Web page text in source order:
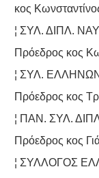
κος
¦ ΣΥΛ. ΔΙΠΛ.
Πρόεδρος κος
¦ ΣΥΛ.
Πρόεδρος κος
¦ ΠΑΝ. ΣΥΛ.
Πρόεδρος κος
¦ ΣΥΛΛΟΓΟΣ